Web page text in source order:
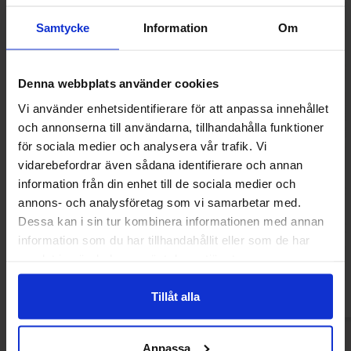
Samtycke Information Om
Denna webbplats använder cookies
Vi använder enhetsidentifierare för att anpassa innehållet
och annonserna till användarna, tillhandahålla funktioner
för sociala medier och analysera vår trafik. Vi
vidarebefordrar även sådana identifierare och annan
information från din enhet till de sociala medier och
annons- och analysföretag som vi samarbetar med.
Dessa kan i sin tur kombinera informationen med annan
information som du har tillhandahållit eller som de har
Tillåt alla
Anpassa
Sallos X-Tra Caramel 135g
28.30 kr
Sallos X-